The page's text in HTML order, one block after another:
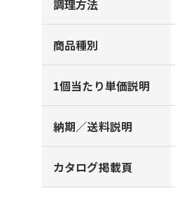
調理方法
商品種別
1個当たり単価説明
納期／送料説明
カタログ掲載頁